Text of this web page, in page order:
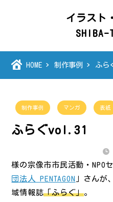
イラスト
HOME 制作事例 ふら
制作事例 マンガ 表紙
ふらぐvol.31
様の宗像市市民活動・NPO
団法人 PENTAGON
」さんが
域情報誌「ふらぐ」。